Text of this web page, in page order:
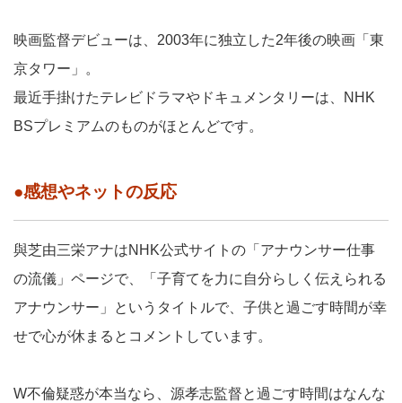
映画監督デビューは、2003年に独立した2年後の映画「東
京タワー」。
最近手掛けたテレビドラマやドキュメンタリーは、NHK
BSプレミアムのものがほとんどです。
●感想やネットの反応
與芝由三栄アナはNHK公式サイトの「アナウンサー仕事
の流儀」ページで、「子育てを力に自分らしく伝えられる
アナウンサー」というタイトルで、子供と過ごす時間が幸
せで心が休まるとコメントしています。
W不倫疑惑が本当なら、源孝志監督と過ごす時間はなんな